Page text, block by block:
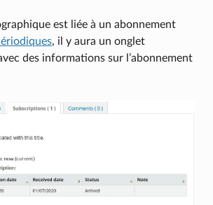
est liée à un abonnement
, il y aura un onglet
des informations sur l’abonnement